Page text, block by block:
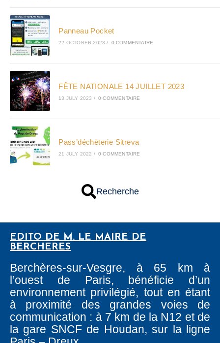
Panneau Pocket
22 OCTOBER 2023 / 0 COMMENTAIRE
FÊTE NATIONALE 14 JUILLET 2023
13 JULY 2023 / 0 COMMENTAIRE
Pass’déchèterie Sitreva
21 JULY 2022 / 0 COMMENTAIRE
Recherche
EDITO DE M. LE MAIRE DE
BERCHERES
Berchères-sur-Vesgre, à 65 km à
l’ouest de Paris, bénéficie d’un
environnement privilégié, tout en étant
à proximité des grandes voies de
communication : à 7 km de la N12 et de
la gare SNCF de Houdan, sur la ligne